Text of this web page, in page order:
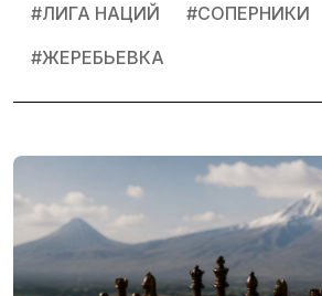
#ЛИГА НАЦИЙ #СОПЕРНИКИ
#ЖЕРЕБЬЕВКА